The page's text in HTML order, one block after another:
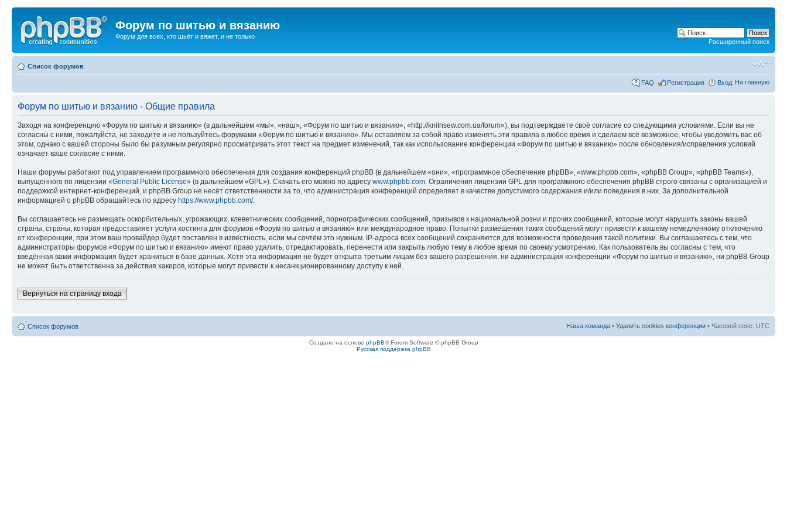
Форум по шитью и вязанию
Форум для всех, кто шьёт и вяжет, и не только
Расширенный поиск
Список форумов
FAQ Регистрация Вход На главную
Форум по шитью и вязанию - Общие правила
Заходя на конференцию «Форум по шитью и вязанию» (в дальнейшем «мы», «наш», «Форум по шитью и вязанию», «http://knitnsew.com.ua/forum»), вы подтверждаете своё согласие со следующими условиями. Если вы не
согласны с ними, пожалуйста, не заходите и не пользуйтесь форумами «Форум по шитью и вязанию». Мы оставляем за собой право изменять эти правила в любое время и сделаем всё возможное, чтобы уведомить вас об
этом, однако с вашей стороны было бы разумным регулярно просматривать этот текст на предмет изменений, так как использование конференции «Форум по шитью и вязанию» после обновления/исправления условий
означает ваше согласие с ними.
Наши форумы работают под управлением программного обеспечения для создания конференций phpBB (в дальнейшем «они», «программное обеспечение phpBB», «www.phpbb.com», «phpBB Group», «phpBB Teams»),
выпущенного по лицензии «General Public License» (в дальнейшем «GPL»). Скачать его можно по адресу www.phpbb.com . Ограничения лицензии GPL для программного обеспечения phpBB строго связаны с организацией и
поддержкой интернет-конференций, и phpBB Group не несёт ответственности за то, что администрация конференций определяет в качестве допустимого содержания и/или поведения в них. За дополнительной
информацией о phpBB обращайтесь по адресу https://www.phpbb.com/.
Вы соглашаетесь не размещать оскорбительных, угрожающих, клеветнических сообщений, порнографических сообщений, призывов к национальной розни и прочих сообщений, которые могут нарушить законы вашей
страны, страны, которая предоставляет услуги хостинга для форумов «Форум по шитью и вязанию» или международное право. Попытки размещения таких сообщений могут привести к вашему немедленному отключению
от конференции, при этом ваш провайдер будет поставлен в известность, если мы сочтём это нужным. IP-адреса всех сообщений сохраняются для возможности проведения такой политики. Вы соглашаетесь с тем, что
администраторы форумов «Форум по шитью и вязанию» имеют право удалить, отредактировать, перенести или закрыть любую тему в любое время по своему усмотрению. Как пользователь вы согласны с тем, что
введённая вами информация будет храниться в базе данных. Хотя эта информация не будет открыта третьим лицам без вашего разрешения, ни администрация конференции «Форум по шитью и вязанию», ни phpBB Group
не может быть ответственна за действия хакеров, которые могут привести к несанкционированному доступу к ней.
Вернуться на страницу входа
Список форумов Наша команда • Удалить cookies конференции • Часовой пояс: UTC
Создано на основе phpBB® Forum Software © phpBB Group
Русская поддержка phpBB